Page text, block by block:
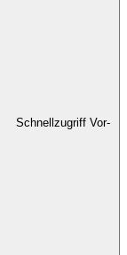
Schnellzugriff Vor-